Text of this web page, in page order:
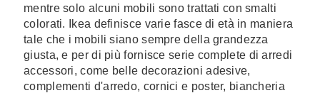
mentre solo alcuni mobili sono trattati con smalti
colorati. Ikea definisce varie fasce di età in maniera
tale che i mobili siano sempre della grandezza
giusta, e per di più fornisce serie complete di arredi
accessori, come belle decorazioni adesive,
complementi d'arredo, cornici e poster, biancheria